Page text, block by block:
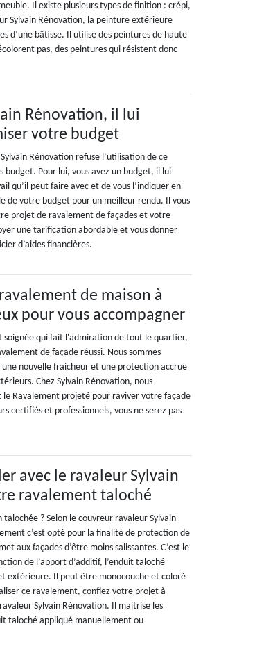
Il existe plusieurs types de finition : crépi,
Sylvain Rénovation, la peinture extérieure
d’une bâtisse. Il utilise des peintures de haute
pas, des peintures qui résistent donc
Rénovation, il lui
votre budget
Rénovation refuse l’utilisation de ce
budget. Pour lui, vous avez un budget, il lui
qu’il peut faire avec et de vous l’indiquer en
de votre budget pour un meilleur rendu. Il vous
projet de ravalement de façades et votre
une tarification abordable et vous donner
d’aides financières.
de maison à
pour vous accompagner
soignée qui fait l'admiration de tout le quartier,
de façade réussi. Nous sommes
nouvelle fraicheur et une protection accrue
Chez Sylvain Rénovation, nous
Ravalement projeté pour raviver votre façade
certifiés et professionnels, vous ne serez pas
avec le ravaleur Sylvain
ravalement taloché
? Selon le couvreur ravaleur Sylvain
c’est opté pour la finalité de protection de
aux façades d’être moins salissantes. C’est le
de l’apport d’additif, l’enduit taloché
extérieure. Il peut être monocouche et coloré
ce ravalement, confiez votre projet à
Sylvain Rénovation. Il maitrise les
taloché appliqué manuellement ou